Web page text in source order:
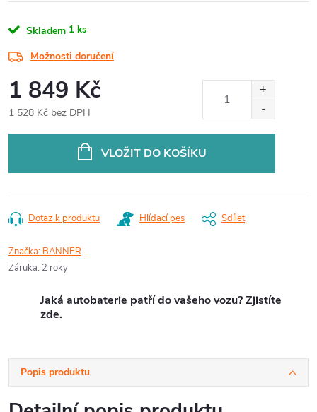
Skladem 1 ks
Možnosti doručení
1 849 Kč
1 528 Kč bez DPH
VLOŽIT DO KOŠÍKU
Dotaz k produktu Hlídací pes Sdílet
Značka: BANNER
Záruka: 2 roky
Jaká autobaterie patří do vašeho vozu? Zjistíte
zde.
Popis produktu